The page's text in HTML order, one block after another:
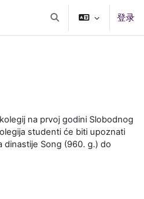
切换搜索输入 登录
na prvoj godini Slobodnog
studenti će biti upoznati
dinastije Song (960. g.) do